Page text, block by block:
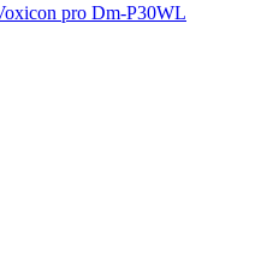
pro Dm-P30WL